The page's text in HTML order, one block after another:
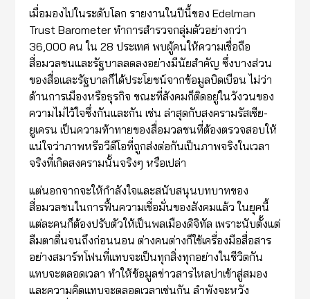
เมื่อมองไปในระดับโลก รายงานในปีนี้ของ Edelman
Trust Barometer ทำการสำรวจกลุ่มตัวอย่างกว่า
36,000 คน ใน 28 ประเทศ พบผู้คนให้ความเชื่อถือ
สื่อมวลชนและรัฐบาลลดลงอย่างมีนัยสำคัญ ซึ่งบางส่วน
ของสื่อและรัฐบาลก็ได้ประโยชน์จากข้อมูลบิดเบือน ไม่ว่า
ด้านการเมืองหรือธุรกิจ ขณะที่สังคมก็ติดอยู่ในวังวนของ
ความไม่ไว้ใจซึ่งกันและกัน เช่น ล่าสุดกับสงครามรัสเซีย-
ยูเครน เป็นความท้าทายของสื่อมวลชนที่ต้องตรวจสอบให้
แน่ใจว่าภาพหรือวีดีโอที่ถูกส่งต่อกันเป็นภาพจริงในเวลา
จริงที่เกิดสงครามนั้นจริงๆ หรือเปล่า
แต่นอกจากจะให้กำลังใจและสนับสนุนบทบาทของ
สื่อมวลชนในการฟื้นความเชื่อมั่นของสังคมแล้ว ในยุคนี้
แต่ละคนก็ต้องปรับตัวให้เป็นพลเมืองดิจิทัล เพราะนับตั้งแต่
ลืมตาตื่นจนถึงก่อนนอน ต่างคนต่างก็ใช้เครื่องมือสื่อสาร
อย่างสมาร์ทโฟนที่แทบจะเป็นทุกสิ่งทุกอย่างในชีวิตกัน
แทบจะตลอดเวลา ทำให้ข้อมูลข่าวสารไหลบ่าเข้าสู่สมอง
และความคิดแทบจะตลอดเวลาเช่นกัน ลำพังจะหวัง